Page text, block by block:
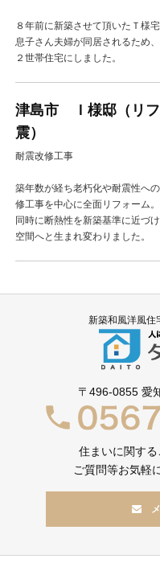
８年前に新築させて頂いたＴ様宅
息子さん夫婦が同居されるため
２世帯住宅にしました。
津島市 Ｉ様邸（リ
震）
耐震改修工事
築年数が経ち老朽化や耐震性へ
修工事を中心に全面リフォーム。
同時に断熱性を新築基準に近づ
空間へと生まれ変わりました。
新築和風洋風住
〒496-0855 愛
住まいに関す
ご質問等お気軽
メ